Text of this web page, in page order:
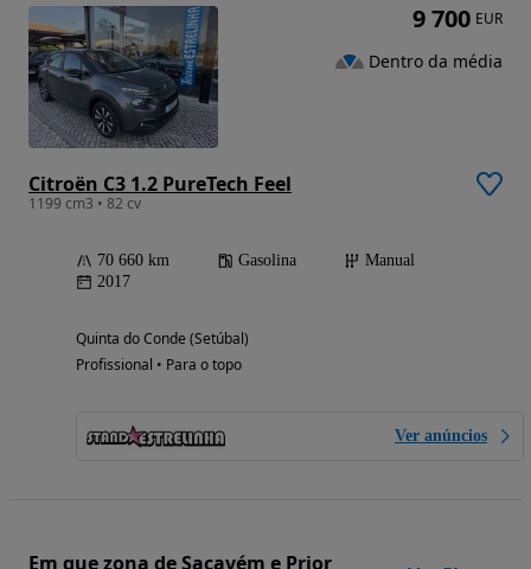
Citroën C3 1.2 PureTech Feel
1199 cm3 • 82 cv
70 660 km Gasolina
Manual
2017
Quinta do Conde (Setúbal)
Profissional • Para o topo
Ver anúncios
9 700 EUR
Dentro da média
Em que zona de Sacavém e Prior